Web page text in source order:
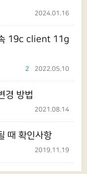
2024.01.16
19c client 11g
2022.05.10
2
경 방법
2021.08.14
때 확인사항
2019.11.19